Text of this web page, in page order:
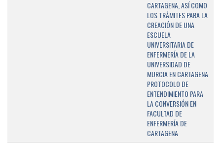
CARTAGENA, ASÍ COMO
LOS TRÁMITES PARA LA
CREACIÓN DE UNA
ESCUELA
UNIVERSITARIA DE
ENFERMERÍA DE LA
UNIVERSIDAD DE
MURCIA EN CARTAGENA
PROTOCOLO DE
ENTENDIMIENTO PARA
LA CONVERSIÓN EN
FACULTAD DE
ENFERMERÍA DE
CARTAGENA